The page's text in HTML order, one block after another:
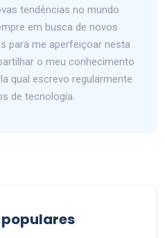
tendências no mundo
em busca de novos
para me aperfeiçoar nesta
o meu conhecimento
qual escrevo regularmente
de tecnologia.